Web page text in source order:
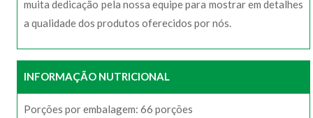
muita dedicação pela nossa equipe para mostrar em detalhes
a qualidade dos produtos oferecidos por nós.
INFORMAÇÃO NUTRICIONAL
Porções por embalagem: 66 porções